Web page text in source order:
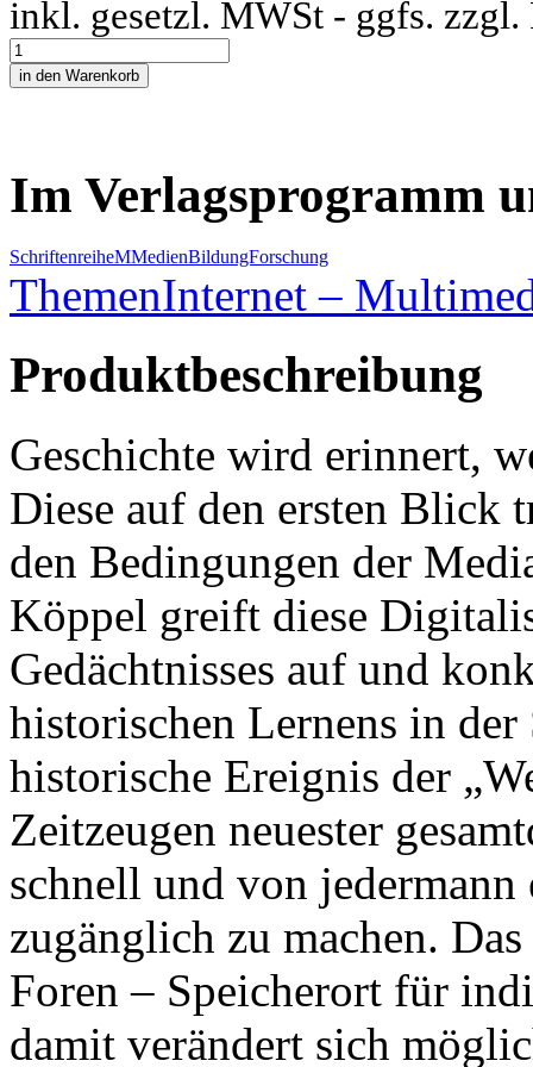
inkl. gesetzl. MWSt - ggfs. zzgl.
Im Verlagsprogramm
SchriftenreiheMMedienBildungForschung
ThemenInternet –
Produktbeschreibung
Geschichte wird erinnert,
Diese auf den ersten Blick
den Bedingungen der
Köppel greift diese
Gedächtnisses auf und
historischen Lernens in
historische Ereignis der
Zeitzeugen neuester
schnell und von
zugänglich zu machen.
Foren – Speicherort für
damit verändert sich